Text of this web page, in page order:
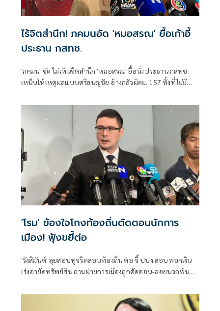
ไร้จิตสำนึก! ภคมนอัด 'หมอสรณ' ยื้อเก้าอี้
ประธาน กสทช.
'ภคมน' ซัด ไม่เห็นจิตสำนึก 'หมอสรณ' ยื้อนั่งประธาน กสทช.
เหน็บให้เหตุผลแบบศรีธนญชัย อ้างกลัวผิดม. 157 ทั้งที่ไม่มี
ตำแหน่งได้แล้ว
'โรม' ข้องใจโกงท้องถิ่นตัดตอนนักการ
เมือง! ฟุ้งขยี้ต่อ
'รังสิมันต์' ลุยสอบทุจริตสอบท้องถิ่น ต่อ จี้ ปปง.สอบฟอกเงิน
เร่งอายัดทรัพย์สิน ถามฝ่ายการเมืองถูกตัดตอน-ลอยนวลพ้นผิด
รัดกุมหรือไม่